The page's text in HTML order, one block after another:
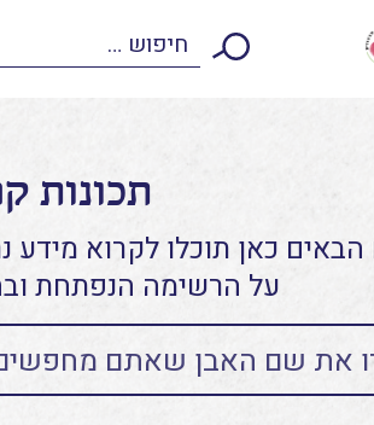
תכונות
הבאים כאן תוכלו לקרוא
על הרשימה הנפתחת